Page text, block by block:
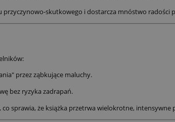
przyczynowo-skutkowego i dostarcza mnóstwo
przez ząbkujące maluchy.
bez ryzyka zadrapań.
sprawia, że książka przetrwa wielokrotne, intensywne